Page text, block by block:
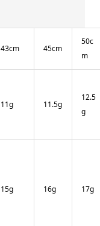
43cm 45cm
50c
m
11g 11.5g
12.5
g
15g 16g 17g